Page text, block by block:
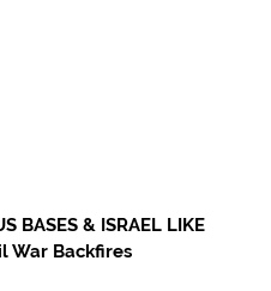
BASES & ISRAEL LIKE
War Backfires